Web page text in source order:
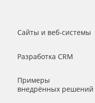
Сайты и веб-системы
Разработка CRM
Примеры
внедрённых решений